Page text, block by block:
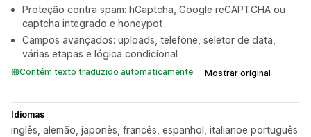
Proteção contra spam: hCaptcha, Google reCAPTCHA ou
captcha integrado e honeypot
Campos avançados: uploads, telefone, seletor de data,
várias etapas e lógica condicional
Contém texto traduzido automaticamente Mostrar original
Idiomas
inglês, alemão, japonês, francês, espanhol, italianoe português